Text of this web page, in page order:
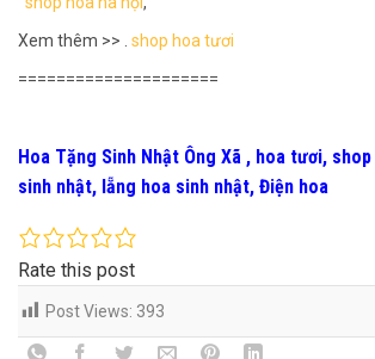
Xem thêm >> .
shop hoa tươi
=====================
Hoa Tặng Sinh Nhật Ông Xã , hoa tươi,
sinh nhật, lẵng hoa sinh nhật, Điện hoa
Rate this post
Post Views: 393